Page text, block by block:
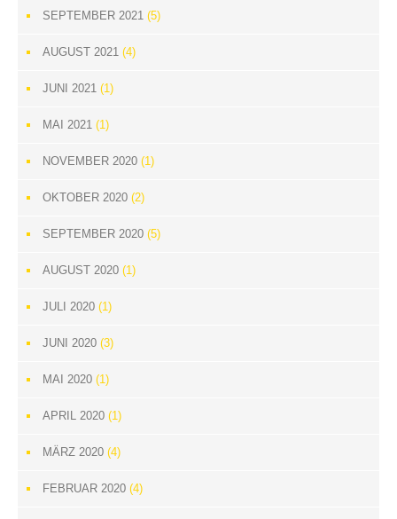
SEPTEMBER 2021 (5)
AUGUST 2021 (4)
JUNI 2021 (1)
MAI 2021 (1)
NOVEMBER 2020 (1)
OKTOBER 2020 (2)
SEPTEMBER 2020 (5)
AUGUST 2020 (1)
JULI 2020 (1)
JUNI 2020 (3)
MAI 2020 (1)
APRIL 2020 (1)
MÄRZ 2020 (4)
FEBRUAR 2020 (4)